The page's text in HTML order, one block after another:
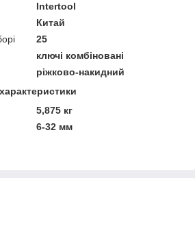
Intertool
Китай
25
ключі комбіновані
ріжково-накидний
5,875 кг
6-32 мм